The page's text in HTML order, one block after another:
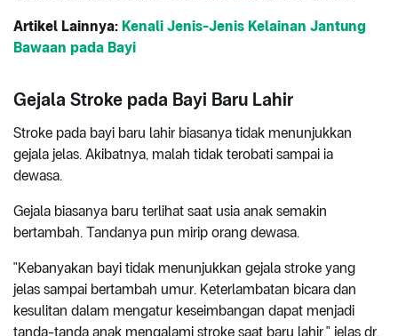
Artikel Lainnya: Kenali Jenis-Jenis Kelainan Jantung
Bawaan pada Bayi
Gejala Stroke pada Bayi Baru Lahir
Stroke pada bayi baru lahir biasanya tidak menunjukkan
gejala jelas. Akibatnya, malah tidak terobati sampai ia
dewasa.
Gejala biasanya baru terlihat saat usia anak semakin
bertambah. Tandanya pun mirip orang dewasa.
"Kebanyakan bayi tidak menunjukkan gejala stroke yang
jelas sampai bertambah umur. Keterlambatan bicara dan
kesulitan dalam mengatur keseimbangan dapat menjadi
tanda-tanda anak mengalami stroke saat baru lahir," jelas dr.